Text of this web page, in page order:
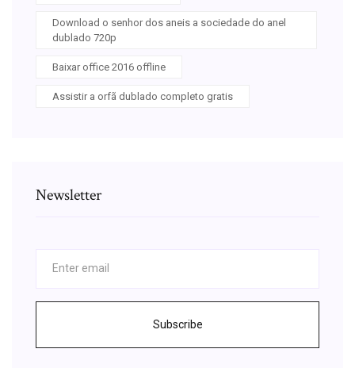
Download o senhor dos aneis a sociedade do anel
dublado 720p
Baixar office 2016 offline
Assistir a orfã dublado completo gratis
Newsletter
Subscribe